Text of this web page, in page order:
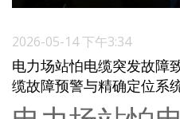
2026-05-14 下午3:34
电力场站怕电缆突发故障
缆故障预警与精确定位系